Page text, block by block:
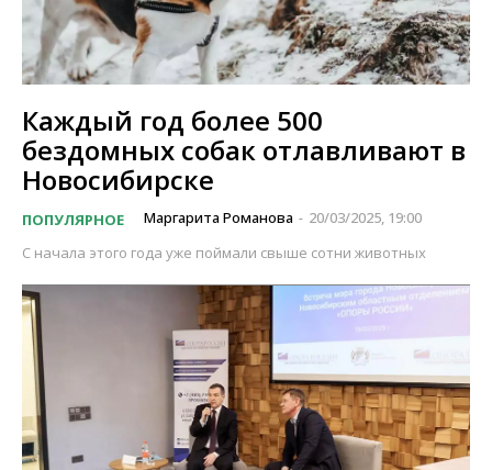
Каждый год более 500
бездомных собак отлавливают в
Новосибирске
ПОПУЛЯРНОЕ Маргарита Романова - 20/03/2025, 19:00
С начала этого года уже поймали свыше сотни животных